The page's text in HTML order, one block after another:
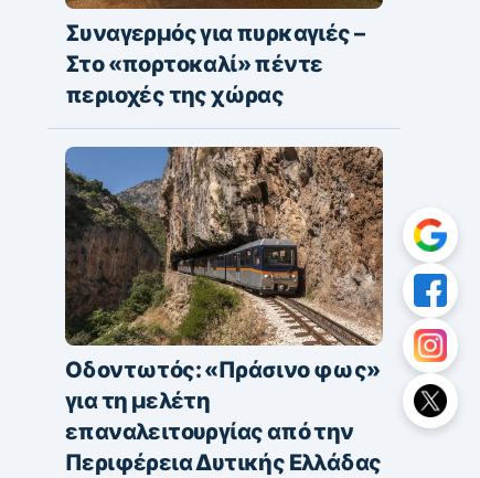
Συναγερμός για πυρκαγιές –
Στο «πορτοκαλί» πέντε
περιοχές της χώρας
Οδοντωτός: «Πράσινο φως»
για τη μελέτη
επαναλειτουργίας από την
Περιφέρεια Δυτικής Ελλάδας